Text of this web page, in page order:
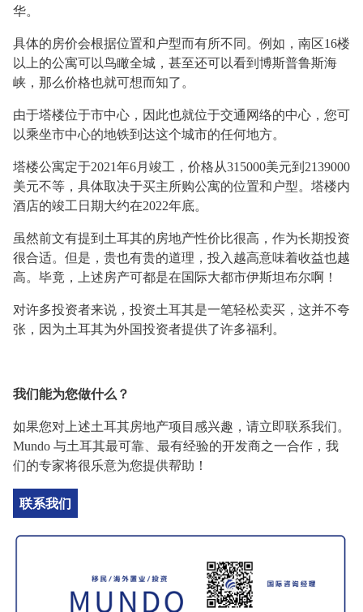
华。
具体的房价会根据位置和户型而有所不同。例如，南区16楼
以上的公寓可以鸟瞰全城，甚至还可以看到博斯普鲁斯海
峡，那么价格也就可想而知了。
由于塔楼位于市中心，因此也就位于交通网络的中心，您可
以乘坐市中心的地铁到达这个城市的任何地方。
塔楼公寓定于2021年6月竣工，价格从315000美元到2139000
美元不等，具体取决于买主所购公寓的位置和户型。塔楼内
酒店的竣工日期大约在2022年底。
虽然前文有提到土耳其的房地产性价比很高，作为长期投资
很合适。但是，贵也有贵的道理，投入越高意味着收益也越
高。毕竟，上述房产可都是在国际大都市伊斯坦布尔啊！
对许多投资者来说，投资土耳其是一笔轻松卖买，这并不夸
张，因为土耳其为外国投资者提供了许多福利。
我们能为您做什么？
如果您对上述土耳其房地产项目感兴趣，请立即联系我们。
Mundo 与土耳其最可靠、最有经验的开发商之一合作，我
们的专家将很乐意为您提供帮助！
联系我们